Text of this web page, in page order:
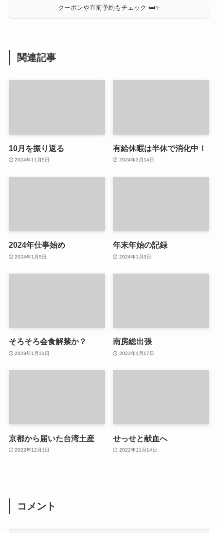
クーポンや直前予約もチェック 🛏✨
関連記事
10月を振り返る
2024年11月5日
有給休暇は半休で消化中！
2024年3月14日
2024年仕事始め
2024年1月5日
年末年始の記録
2024年1月3日
そろそろ会食解禁か？
2023年1月31日
南房総出張
2023年1月17日
京都から届いた台湾土産
2022年12月1日
せっせと献血へ
2022年11月14日
コメント